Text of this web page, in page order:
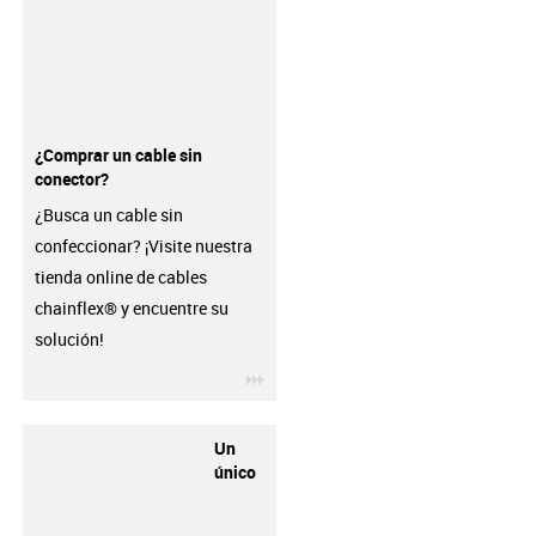
¿Comprar un cable sin
conector?
¿Busca un cable sin
confeccionar? ¡Visite nuestra
tienda online de cables
chainflex® y encuentre su
solución!
Un
único